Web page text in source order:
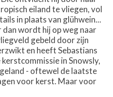
eiland te vliegen, vol
in plaats van glühwein...
dan wordt hij op weg naar
gebeld door zijn
en heeft Sebastians
in Snowsly,
- oftewel de laatste
voor kerst. Maar voor